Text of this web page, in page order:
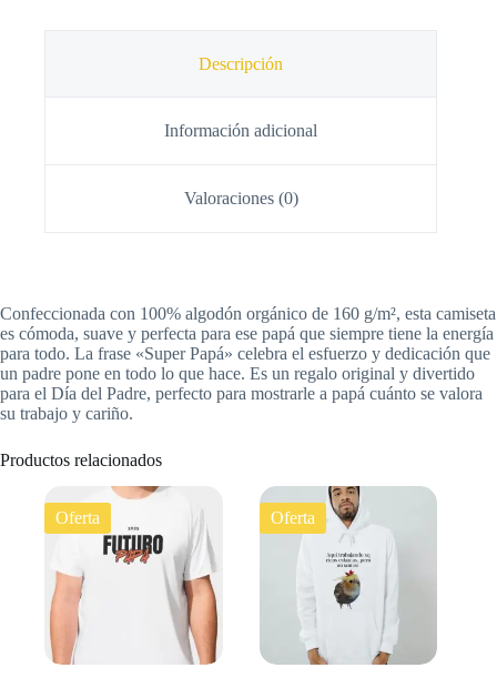
Descripción
Información adicional
Valoraciones (0)
Confeccionada con 100% algodón orgánico de 160 g/m², esta camiseta
es cómoda, suave y perfecta para ese papá que siempre tiene la energía
para todo. La frase «Super Papá» celebra el esfuerzo y dedicación que
un padre pone en todo lo que hace. Es un regalo original y divertido
para el Día del Padre, perfecto para mostrarle a papá cuánto se valora
su trabajo y cariño.
Productos relacionados
Oferta Oferta